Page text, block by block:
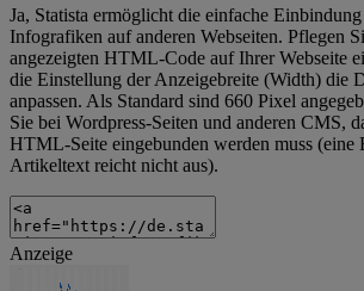
Ja, Statista ermöglicht die einfache
Infografiken auf anderen Webseiten. Pflegen
angezeigten HTML-Code auf Ihrer Webseite
die Einstellung der Anzeigebreite (Width) die
anpassen. Als Standard sind 660 Pixel
Sie bei Wordpress-Seiten und anderen CMS,
HTML-Seite eingebunden werden muss (eine
Artikeltext reicht nicht aus).
Anzeige